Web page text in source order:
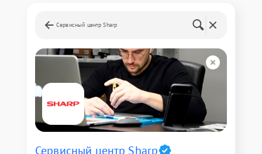
Сервисный центр Sharp
Сервисный центр Sharp